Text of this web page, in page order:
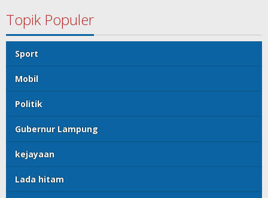
Topik Populer
Sport
Mobil
Politik
Gubernur Lampung
kejayaan
Lada hitam